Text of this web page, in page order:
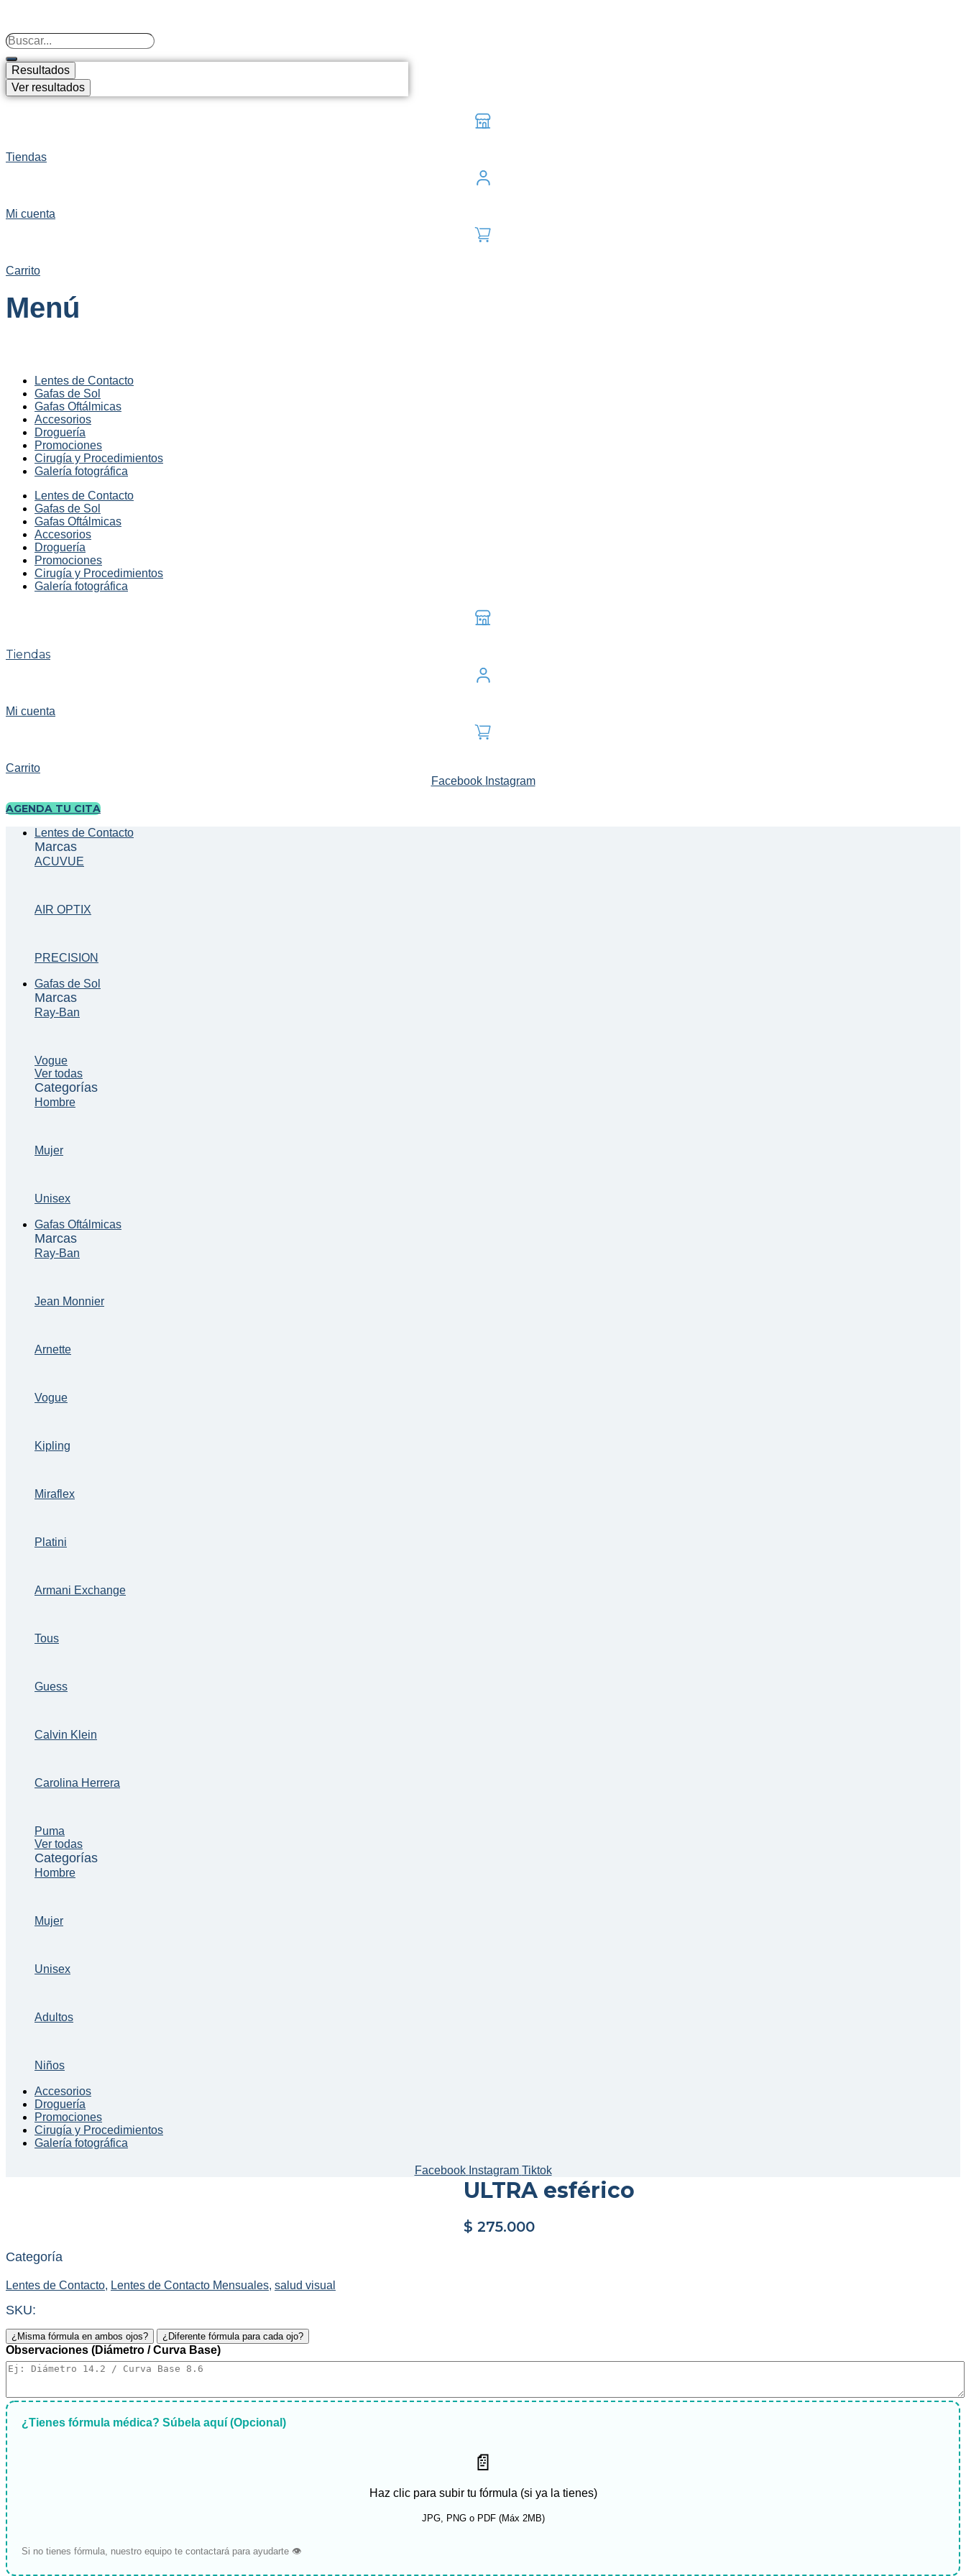
Search
...
Resultados
Ver resultados
Tiendas
Mi cuenta
Carrito
Menú
Lentes de Contacto
Gafas de Sol
Gafas Oftálmicas
Accesorios
Droguería
Promociones
Cirugía y Procedimientos
Galería fotográfica
Lentes de Contacto
Gafas de Sol
Gafas Oftálmicas
Accesorios
Droguería
Promociones
Cirugía y Procedimientos
Galería fotográfica
Tiendas
Mi cuenta
Carrito
Facebook Instagram
AGENDA TU CITA
Lentes de Contacto
Marcas
ACUVUE
AIR OPTIX
PRECISION
Gafas de Sol
Marcas
Ray-Ban
Vogue
Ver todas
Categorías
Hombre
Mujer
Unisex
Gafas Oftálmicas
Marcas
Ray-Ban
Jean Monnier
Arnette
Vogue
Kipling
Miraflex
Platini
Armani Exchange
Tous
Guess
Calvin Klein
Carolina Herrera
Puma
Ver todas
Categorías
Hombre
Mujer
Unisex
Adultos
Niños
Accesorios
Droguería
Promociones
Cirugía y Procedimientos
Galería fotográfica
Facebook Instagram Tiktok
ULTRA esférico
$ 275.000
Categoría
Lentes de Contacto, Lentes de Contacto Mensuales, salud visual
SKU:
¿Misma fórmula en ambos ojos? ¿Diferente fórmula para cada ojo?
Observaciones (Diámetro / Curva Base)
¿Tienes fórmula médica? Súbela aquí (Opcional)
📄
Haz clic para subir tu fórmula (si ya la tienes)
JPG, PNG o PDF (Máx 2MB)
Si no tienes fórmula, nuestro equipo te contactará para ayudarte 👁️